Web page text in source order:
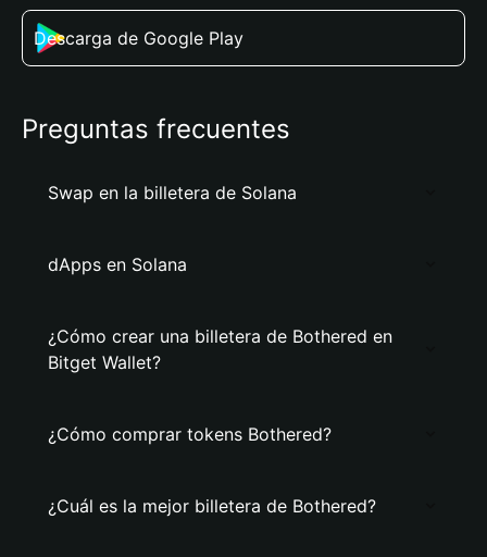
Descarga de Google Play
Preguntas frecuentes
Swap en la billetera de Solana
dApps en Solana
¿Cómo crear una billetera de Bothered en
Bitget Wallet?
¿Cómo comprar tokens Bothered?
¿Cuál es la mejor billetera de Bothered?